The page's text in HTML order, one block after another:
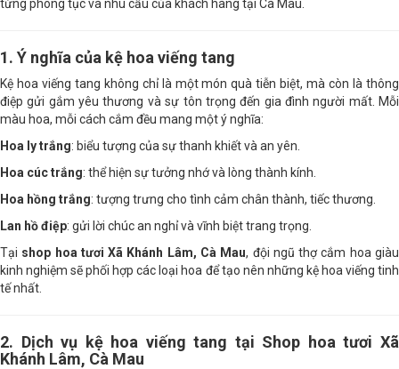
từng phong tục và nhu cầu của khách hàng tại Cà Mau.
1. Ý nghĩa của kệ hoa viếng tang
Kệ hoa viếng tang không chỉ là một món quà tiễn biệt, mà còn là thông
điệp gửi gắm yêu thương và sự tôn trọng đến gia đình người mất. Mỗi
màu hoa, mỗi cách cắm đều mang một ý nghĩa:
Hoa ly trắng: biểu tượng của sự thanh khiết và an yên.
Hoa cúc trắng: thể hiện sự tưởng nhớ và lòng thành kính.
Hoa hồng trắng: tượng trưng cho tình cảm chân thành, tiếc thương.
Lan hồ điệp: gửi lời chúc an nghỉ và vĩnh biệt trang trọng.
Tại shop hoa tươi Xã Khánh Lâm, Cà Mau, đội ngũ thợ cắm hoa giàu
kinh nghiệm sẽ phối hợp các loại hoa để tạo nên những kệ hoa viếng tinh
tế nhất.
2. Dịch vụ kệ hoa viếng tang tại Shop hoa tươi Xã
Khánh Lâm, Cà Mau